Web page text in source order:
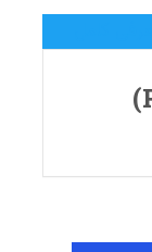
پای نتورک (Pi Network)